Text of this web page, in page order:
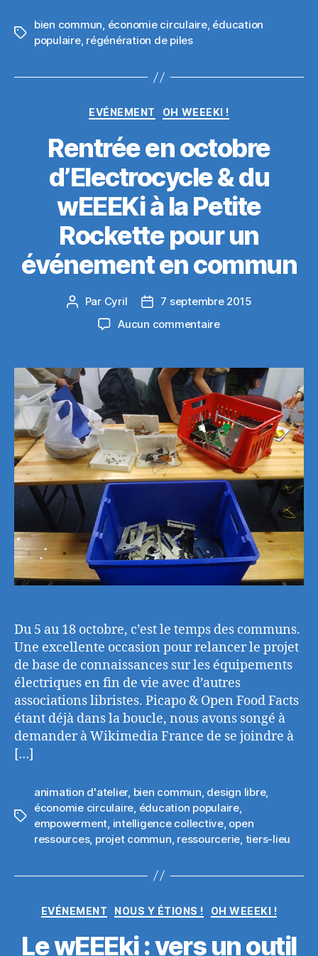
Étiquettes
bien commun, économie circulaire, éducation
populaire, régénération de piles
Catégories
EVÉNEMENT OH WEEEKI !
Rentrée en octobre
d’Electrocycle & du
wEEEKi à la Petite
Rockette pour un
événement en commun
Auteur
l’article
Par Cyril
Date7 septembre 2015
Aucun commentairesur
octobre
d’Electrocycle
du
wEEEKi
à
la
Petite
Rockette
pour
événement
en
commun
Du 5 au 18 octobre, c’est le temps des communs.
Une excellente occasion pour relancer le projet
de base de connaissances sur les équipements
électriques en fin de vie avec d’autres
associations libristes. Picapo & Open Food Facts
étant déjà dans la boucle, nous avons songé à
demander à Wikimedia France de se joindre à
[…]
Étiquettes
animation d'atelier, bien commun, design libre,
économie circulaire, éducation populaire,
empowerment, intelligence collective, open
ressources, projet commun, ressourcerie, tiers-lieu
Catégories
EVÉNEMENT NOUS Y ÉTIONS ! OH WEEEKI !
Le wEEEki : vers un outil